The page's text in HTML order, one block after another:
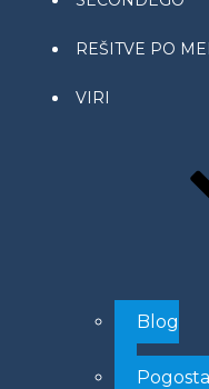
REŠITVE PO
VIRI
Blog